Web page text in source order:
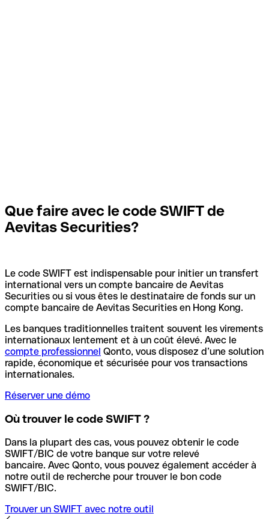
Que faire avec le code SWIFT de
Aevitas Securities?
Le code SWIFT est indispensable pour initier un transfert
international vers un compte bancaire de Aevitas
Securities ou si vous êtes le destinataire de fonds sur un
compte bancaire de Aevitas Securities en Hong Kong.
Les banques traditionnelles traitent souvent les virements
internationaux lentement et à un coût élevé. Avec le
compte professionnel Qonto, vous disposez d’une solution
rapide, économique et sécurisée pour vos transactions
internationales.
Réserver une démo
Où trouver le code SWIFT ?
Dans la plupart des cas, vous pouvez obtenir le code
SWIFT/BIC de votre banque sur votre relevé
bancaire. Avec Qonto, vous pouvez également accéder à
notre outil de recherche pour trouver le bon code
SWIFT/BIC.
Trouver un SWIFT avec notre outil